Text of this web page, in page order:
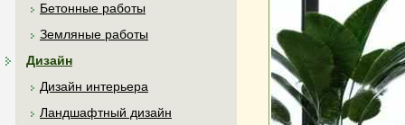
Бетонные работы
Земляные работы
Дизайн
Дизайн интерьера
Ландшафтный дизайн